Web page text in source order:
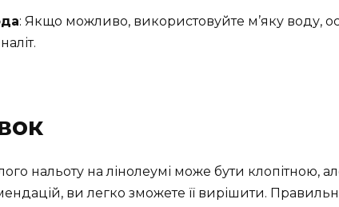
: Якщо можливо, використовуйте м’яку воду,
нальоту на лінолеумі може бути клопітною,
ви легко зможете її вирішити.